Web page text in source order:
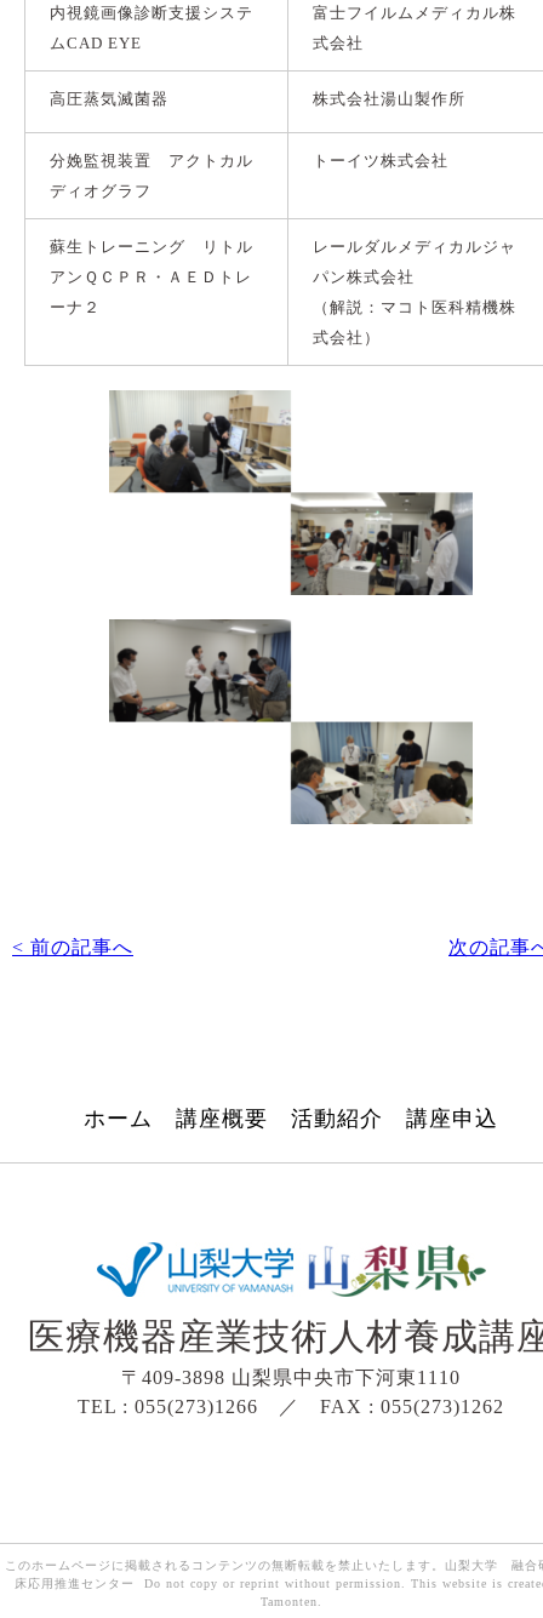
内視鏡画像診断支援システ
ムCAD EYE
富士フイルムメディカル株
式会社
高圧蒸気滅菌器 株式会社湯山製作所
分娩監視装置 アクトカル
ディオグラフ
トーイツ株式会社
蘇生トレーニング リトル
アンＱＣＰＲ・ＡＥＤトレ
ーナ２
レールダルメディカルジャ
パン株式会社
（解説：マコト医科精機株
式会社）
< 前の記事へ 次の記事
ホーム 講座概要 活動紹介 講座申込
医療機器産業技術人材養成講
〒409-3898 山梨県中央市下河東1110
TEL : 055(273)1266 ／ FAX : 055(273)1262
このホームページに掲載されるコンテンツの無断転載を禁止いたします。山梨大学 融合
床応用推進センター Do not copy or reprint without permission. This website is
Tamonten.